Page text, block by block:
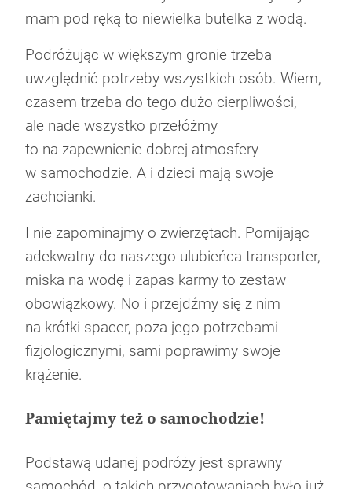
mam pod ręką to niewielka butelka z wodą.
Podróżując w większym gronie trzeba
uwzględnić potrzeby wszystkich osób. Wiem,
czasem trzeba do tego dużo cierpliwości,
ale nade wszystko przełóżmy
to na zapewnienie dobrej atmosfery
w samochodzie. A i dzieci mają swoje
zachcianki.
I nie zapominajmy o zwierzętach. Pomijając
adekwatny do naszego ulubieńca transporter,
miska na wodę i zapas karmy to zestaw
obowiązkowy. No i przejdźmy się z nim
na krótki spacer, poza jego potrzebami
fizjologicznymi, sami poprawimy swoje
krążenie.
Pamiętajmy też o samochodzie!
Podstawą udanej podróży jest sprawny